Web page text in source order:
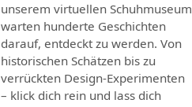
unserem virtuellen Schuhmuseum
warten hunderte Geschichten
darauf, entdeckt zu werden. Von
historischen Schätzen bis zu
verrückten Design-Experimenten
– klick dich rein und lass dich